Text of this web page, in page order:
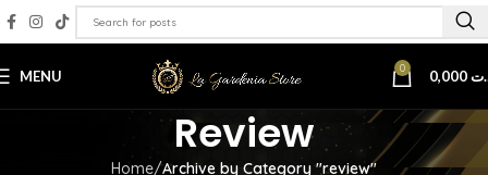
MENU 0
Review
Home Archive by Category "review"